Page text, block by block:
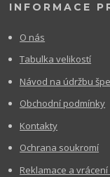
INFORMACE
O nás
Tabulka velikostí
Návod na údržbu
Obchodní podmínky
Kontakty
Ochrana soukromí
Reklamace a